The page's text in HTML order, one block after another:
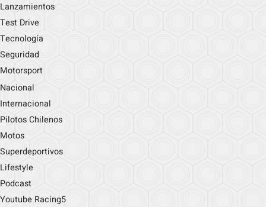
Lanzamientos
Test Drive
Tecnología
Seguridad
Motorsport
Nacional
Internacional
Pilotos Chilenos
Motos
Superdeportivos
Lifestyle
Podcast
Youtube Racing5